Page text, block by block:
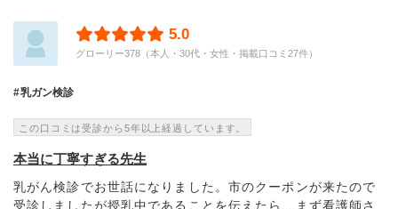
5.0
グローリー378（本人・30代・女性・掲載口コミ27件）
乳ガン検診
この口コミは受診から5年以上経過しています。
本当に丁寧すぎる先生
乳がん検診でお世話になりました。市のクーポンが来たので
受診しましたが授乳中であることを伝えたら、まず看護師さ